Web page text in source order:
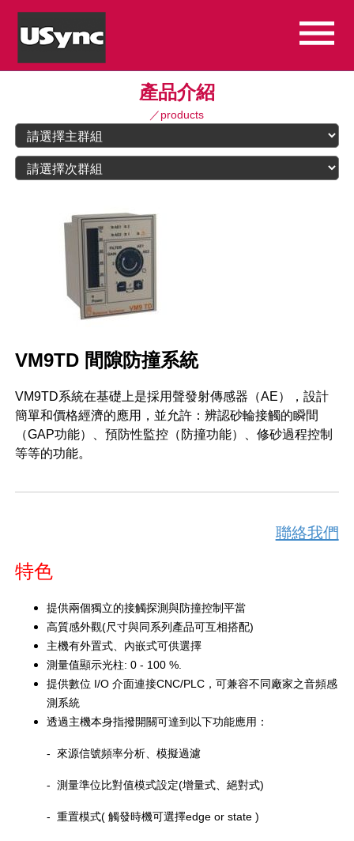
產品介紹
／products
VM9TD 間隙防撞系統
VM9TD系統在基礎上是採用聲發射傳感器（AE），設計
簡單和價格經濟的應用，並允許：辨認砂輪接觸的瞬間
（GAP功能）、預防性監控（防撞功能）、修砂過程控制
等等的功能。
聯絡我們
特色
提供兩個獨立的接觸探測與防撞控制平當
高質感外觀(尺寸與同系列產品可互相搭配)
主機有外置式、內嵌式可供選擇
測量值顯示光柱: 0 - 100 %.
提供數位 I/O介面連接CNC/PLC ，可兼容不同廠家之音頻感
測系統
透過主機本身指撥開關可達到以下功能應用：
- 來源信號頻率分析、模擬過濾
-測量準位比對值模式設定(增量式、絕對式)
-重置模式(觸發時機可選擇edge or state )